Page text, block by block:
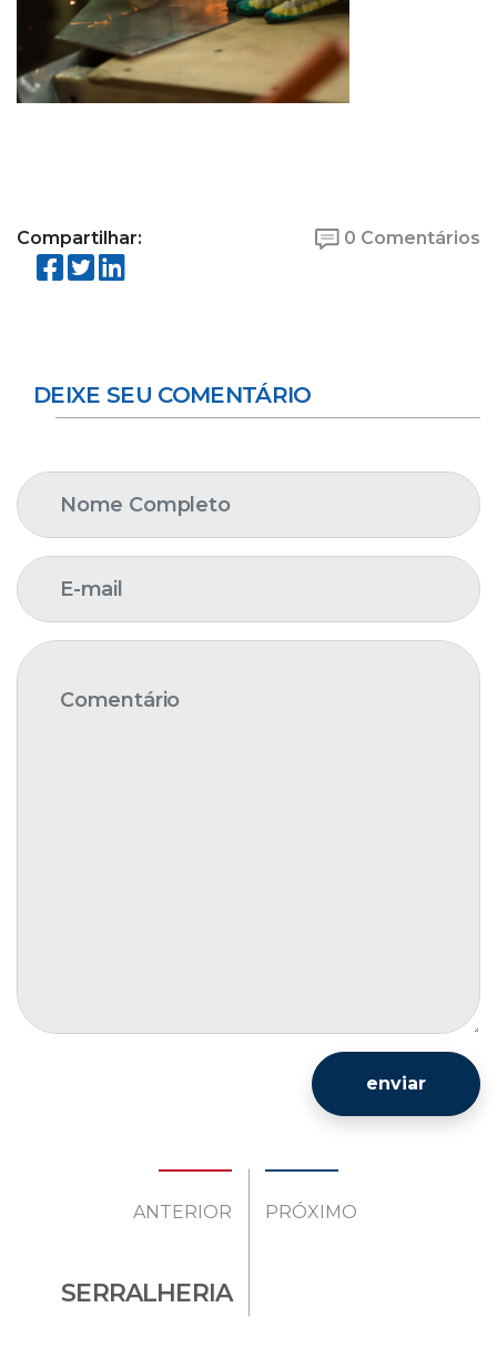
Compartilhar: 0 Comentários
DEIXE SEU COMENTÁRIO
enviar
ANTERIOR
SERRALHERIA
PRÓXIMO